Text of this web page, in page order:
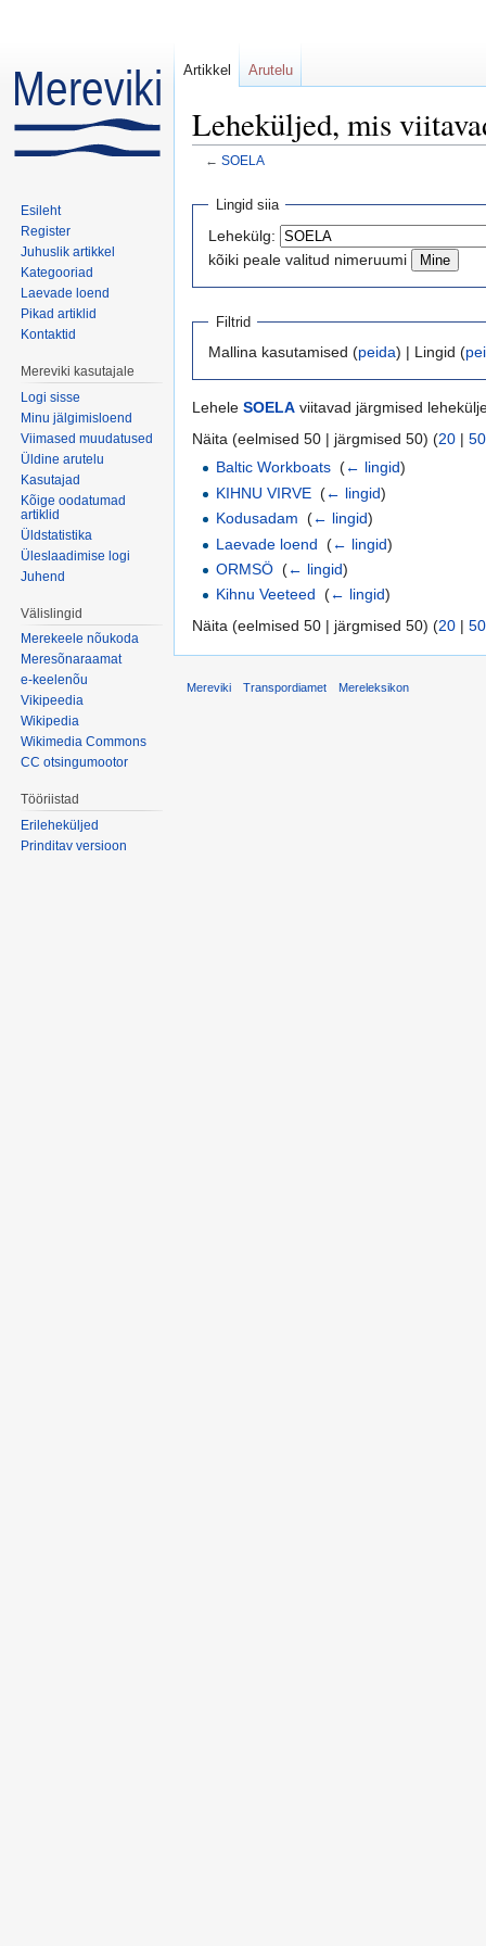
Leheküljed, mis
← SOELA
Lingid siia
Lehekülg:
kõiki peale valitud nimeruumi
Filtrid
Mallina kasutamised (peida) | Lingid (
Lehele SOELA viitavad järgmised
Näita (eelmised 50 | järgmised 50) (20 | 50
Baltic Workboats ‎(← lingid)
KIHNU VIRVE ‎(← lingid)
Kodusadam ‎(← lingid)
Laevade loend ‎(← lingid)
ORMSÖ ‎(← lingid)
Kihnu Veeteed ‎(← lingid)
Näita (eelmised 50 | järgmised 50) (20 | 50
Artikkel Arutelu
Esileht
Register
Juhuslik artikkel
Kategooriad
Laevade loend
Pikad artiklid
Kontaktid
Mereviki kasutajale
Logi sisse
Minu jälgimisloend
Viimased muudatused
Üldine arutelu
Kasutajad
Kõige oodatumad
artiklid
Üldstatistika
Üleslaadimise logi
Juhend
Välislingid
Merekeele nõukoda
Meresõnaraamat
e-keelenõu
Vikipeedia
Wikipedia
Wikimedia Commons
CC otsingumootor
Tööriistad
Erileheküljed
Prinditav versioon
Mereviki Transpordiamet Mereleksikon